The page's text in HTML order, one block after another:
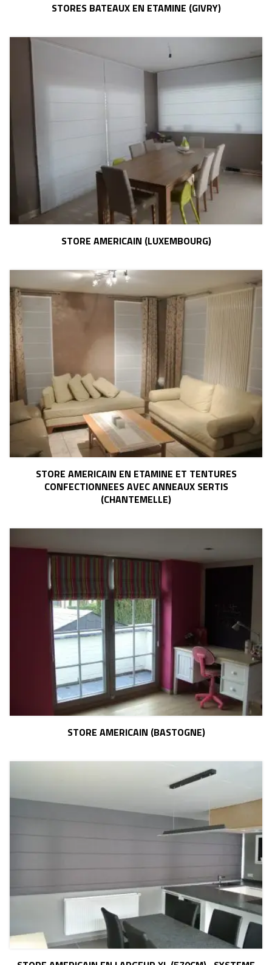
STORES BATEAUX EN ETAMINE (GIVRY)
STORE AMERICAIN (LUXEMBOURG)
STORE AMERICAIN EN ETAMINE ET TENTURES
CONFECTIONNEES AVEC ANNEAUX SERTIS
(CHANTEMELLE)
STORE AMERICAIN (BASTOGNE)